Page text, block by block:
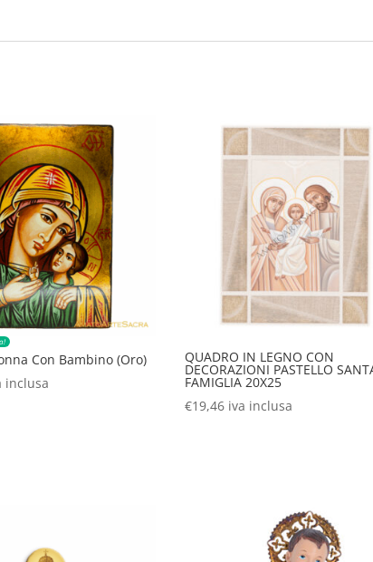
Con Bambino (Oro)
inclusa
QUADRO IN LEGNO CON
DECORAZIONI PASTELLO
FAMIGLIA 20X25
€19,46 iva inclusa